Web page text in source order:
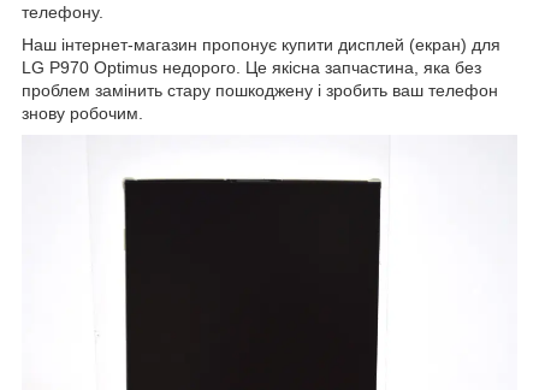
телефону.
Наш інтернет-магазин пропонує купити дисплей (екран) для
LG P970 Optimus недорого. Це якісна запчастина, яка без
проблем замінить стару пошкоджену і зробить ваш телефон
знову робочим.